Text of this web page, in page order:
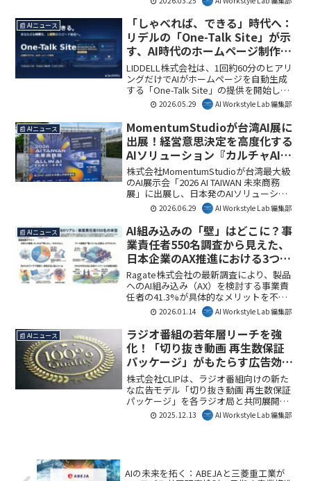
り、買取現場の業務効率が大幅に向上
し、競合との差別化に繋がります。AI
Workstyle Lab編集部としては、リユース
業界のDXを加速させる注目のサービスで
す。
📰 AIニュース
「しゃべれば、できる」時代へ：
リデルの「One-Talk Site」が示
す、AI時代のホームページ制作と
企業の競争力強化
LIDDELL株式会社は、1回約60分のヒアリ
ングだけでAIがホームページを自動生成
する「One-Talk Site」の提供を開始しま
した。これにより、最短1週間、初期費用
10万円からAIに選ばれるHPが実現可能で
す。AI Workstyle Lab編集部としては、
Web制作の常識を覆すこのサービスが、
企業のデジタル戦略を加速させると注目
しています。
2026.05.29 AI Workstyle Lab 編集部
📰 AIニュース
MomentumStudioが台湾AI展に
出展！経営意思決定を高度化する
AIソリューション『カルチャAI』
の全貌
株式会社MomentumStudioが台湾最大級
のAI展示会「2026 AI TAIWAN 未來商務
展」に出展し、日本発のAIソリューショ
ンを発信しました。AIの現場定着を支援
する「カルチャAI」など、経営意思決定
の高度化に貢献するサービスが紹介さ
れ、アジア市場におけるAI活用の最新動
向が示されています。
2026.06.29 AI Workstyle Lab 編集部
📰 AIニュース
AI組み込みの「壁」はどこに？事
業責任者550名調査から見えた、
日本企業のAX推進における3つの
課題
Ragate株式会社の最新調査により、製品
へのAI組み込み（AX）を検討する事業責
任者の41.3%が具体的なメリットを不明
と感じていることが判明しました。デー
タ基盤の整備遅れや実現方法の不透明さ
も課題として浮上しており、多くの企業
がAI活用において共通の障壁に直面して
いる現状を示しています。AI Workstyle
Lab編集部としては、これらの課題を乗り
越える具体的なアプローチが今後のAX推
進の鍵となると考えます。
2026.01.14 AI Workstyle Lab 編集部
📰 AIニュース
ラジオ番組の若年層リーチを強
化！「切り抜き動画 再生数保証
パッケージ」がもたらす広告効果
とは？
株式会社CLIPは、ラジオ番組向けの新た
な広告モデル「切り抜き動画 再生数保証
パッケージ」を各ラジオ局と共同展開し
ました。これにより、ラジオ業界が抱え
る若年層との接点不足やスポンサーへの
価値創出に注目しています。
2025.12.13 AI Workstyle Lab 編集部
AIの未来を拓く：ABEJAと三菱重工業が